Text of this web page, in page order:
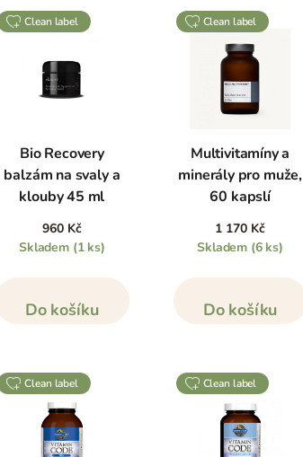
clean label
Bio Recovery
balzám na svaly a
klouby 45 ml
960 Kč
Skladem (1 ks)
Do košíku
clean label
Multivitamíny a
minerály pro muže,
60 kapslí
1 170 Kč
Skladem (6 ks)
Do košíku
clean label clean label